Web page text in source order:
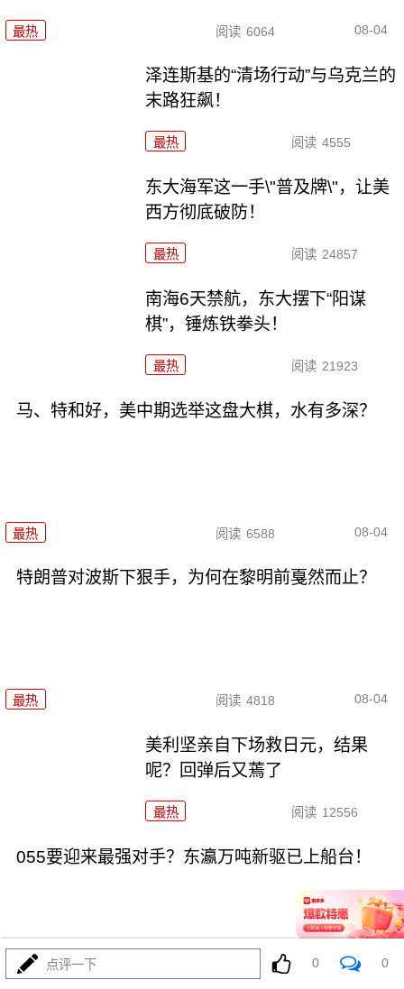
最热 阅读 6064 08-04
泽连斯基的“清场行动”与乌克兰的
末路狂飙！
最热 阅读 4555
东大海军这一手\"普及牌\"，让美
西方彻底破防！
最热 阅读 24857
南海6天禁航，东大摆下“阳谋
棋”，锤炼铁拳头！
最热 阅读 21923
马、特和好，美中期选举这盘大棋，水有多深？
最热 阅读 6588 08-04
特朗普对波斯下狠手，为何在黎明前戛然而止？
最热 阅读 4818 08-04
美利坚亲自下场救日元，结果
呢？回弹后又蔫了
最热 阅读 12556
055要迎来最强对手？东瀛万吨新驱已上船台！
最热 阅读 11432
点评一下 0 0